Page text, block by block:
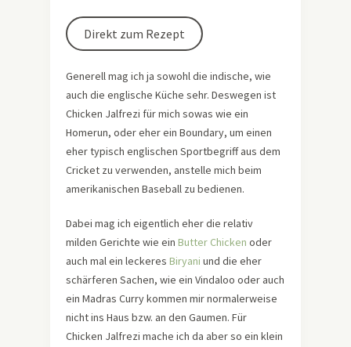
Direkt zum Rezept
Generell mag ich ja sowohl die indische, wie
auch die englische Küche sehr. Deswegen ist
Chicken Jalfrezi für mich sowas wie ein
Homerun, oder eher ein Boundary, um einen
eher typisch englischen Sportbegriff aus dem
Cricket zu verwenden, anstelle mich beim
amerikanischen Baseball zu bedienen.
Dabei mag ich eigentlich eher die relativ
milden Gerichte wie ein Butter Chicken oder
auch mal ein leckeres Biryani und die eher
schärferen Sachen, wie ein Vindaloo oder auch
ein Madras Curry kommen mir normalerweise
nicht ins Haus bzw. an den Gaumen. Für
Chicken Jalfrezi mache ich da aber so ein klein